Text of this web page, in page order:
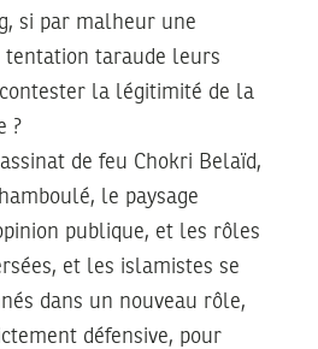
si par malheur une
tentation taraude leurs
la légitimité de la
?
de feu Chokri Belaïd,
le paysage
publique, et les rôles
et les islamistes se
dans un nouveau rôle,
défensive, pour